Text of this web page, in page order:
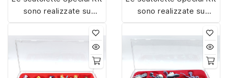
sono realizzate su
misura con materiali di
alta qualità, hanno un
interno sagomato in
vellutino rosso e offrono
soluzioni eleganti e
sono realizzate su
misura con materiali di
alta qualità, hanno un
interno sagomato in
vellutino rosso e offrono
soluzioni eleganti e